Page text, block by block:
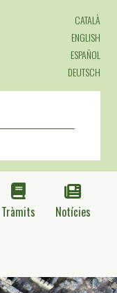
CATALÀ
ENGLISH
ESPAÑOL
DEUTSCH
Tràmits Notícies